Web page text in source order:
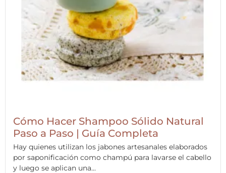
Cómo Hacer Shampoo Sólido Natural
Paso a Paso | Guía Completa
Hay quienes utilizan los jabones artesanales elaborados
por saponificación como champú para lavarse el cabello
y luego se aplican una...